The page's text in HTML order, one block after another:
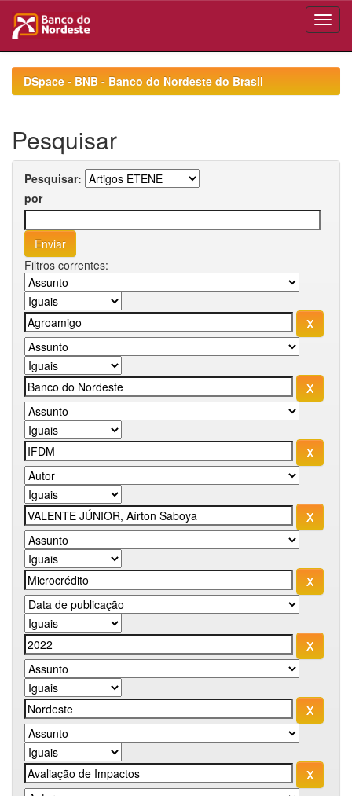
navigationDSpace - BNB - Banco do Nordeste do Brasil
Pesquisar
Pesquisar:
por
Filtros correntes: